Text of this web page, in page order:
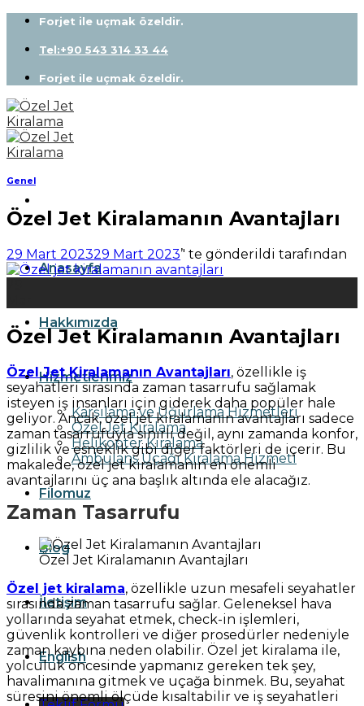
Skip
content
Forjet ile uçmak özeldir.
Tel:+90 543 314 33 44
Forjet ile uçmak özeldir.
Anasayfa
Hakkımızda
Hizmetlerimiz
Karşılama ve Uğurlama Hizmetleri
Özel Jet Kiralama
Helikopter Kiralama
Ambulans Uçağı Kiralama Hizmeti
Filomuz
Blog
İletişim
English
Genel
Özel Jet Kiralamanın Avantajları
29 Mart 202329 Mart 2023’' te gönderildi tarafından
Özel Jet Kiralamanın Avantajları
Özel Jet Kiralamanın Avantajları, özellikle iş
seyahatleri sırasında zaman tasarrufu sağlamak
isteyen iş insanları için giderek daha popüler hale
geliyor. Ancak, özel jet kiralamanın avantajları sadece
zaman tasarrufuyla sınırlı değil, aynı zamanda konfor,
gizlilik ve esneklik gibi diğer faktörleri de içerir. Bu
makalede, özel jet kiralamanın en önemli
avantajlarını üç ana başlık altında ele alacağız.
Zaman Tasarrufu
Özel Jet Kiralamanın Avantajları
Özel jet kiralama, özellikle uzun mesafeli seyahatler
sırasında zaman tasarrufu sağlar. Geleneksel hava
yollarında seyahat etmek, check-in işlemleri,
güvenlik kontrolleri ve diğer prosedürler nedeniyle
zaman kaybına neden olabilir. Özel jet kiralama ile,
yolculuk öncesinde yapmanız gereken tek şey,
havalimanına gitmek ve uçağa binmek. Bu, seyahat
süresini önemli ölçüde kısaltabilir ve iş seyahatleri